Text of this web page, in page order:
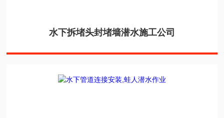
水下拆堵头封堵墙潜水施工公司